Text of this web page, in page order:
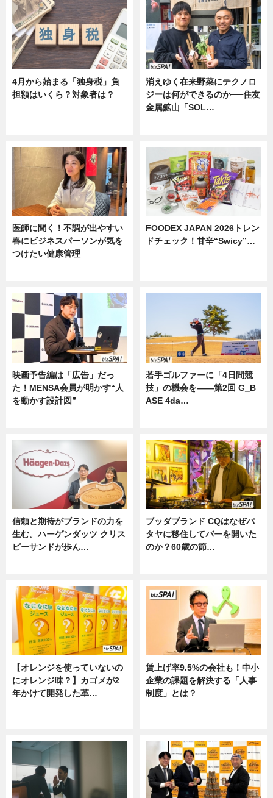
4月から始まる「独身税」負
担額はいくら？対象者は？
消えゆく在来野菜にテクノロ
ジーは何ができるのか──住友
金属鉱山「SOL…
医師に聞く！不調が出やすい
春にビジネスパーソンが気を
つけたい健康管理
FOODEX JAPAN 2026トレン
ドチェック！甘辛“Swicy”…
映画予告編は「広告」だっ
た！MENSA会員が明かす“人
を動かす設計図”
若手ゴルファーに「4日間競
技」の機会を——第2回 G_B
ASE 4da…
信頼と期待がブランドの力を
生む。ハーゲンダッツ クリス
ピーサンドが歩ん…
ブッダブランド CQはなぜパ
タヤに移住してバーを開いた
のか？60歳の節…
【オレンジを使っていないの
にオレンジ味？】カゴメが2
年かけて開発した革…
賃上げ率9.5%の会社も！中小
企業の課題を解決する「人事
制度」とは？